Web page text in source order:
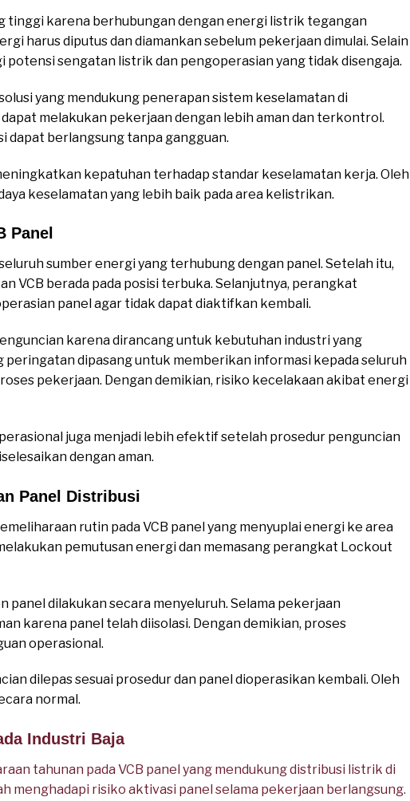
tinggi karena berhubungan dengan energi listrik tegangan
harus diputus dan diamankan sebelum pekerjaan dimulai. Selain
sengatan listrik dan pengoperasian yang tidak disengaja.
yang mendukung penerapan sistem keselamatan di
melakukan pekerjaan dengan lebih aman dan terkontrol.
dapat berlangsung tanpa gangguan.
kepatuhan terhadap standar keselamatan kerja. Oleh
keselamatan yang lebih baik pada area kelistrikan.
Panel
sumber energi yang terhubung dengan panel. Setelah itu,
VCB berada pada posisi terbuka. Selanjutnya, perangkat
panel agar tidak dapat diaktifkan kembali.
karena dirancang untuk kebutuhan industri yang
peringatan dipasang untuk memberikan informasi kepada seluruh
pekerjaan. Dengan demikian, risiko kecelakaan akibat energi
juga menjadi lebih efektif setelah prosedur penguncian
dengan aman.
Panel Distribusi
rutin pada VCB panel yang menyuplai energi ke area
pemutusan energi dan memasang perangkat Lockout
dilakukan secara menyeluruh. Selama pekerjaan
karena panel telah diisolasi. Dengan demikian, proses
operasional.
dilepas sesuai prosedur dan panel dioperasikan kembali. Oleh
normal.
Industri Baja
tahunan pada VCB panel yang mendukung distribusi listrik di
menghadapi risiko aktivasi panel selama pekerjaan berlangsung.